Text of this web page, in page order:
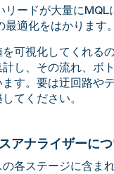
リードが大量に
最適化をはかります。
可視化してくれる
し、その流れ、ボ
す。要は迂回路や
てください。
アナライザーに
各ステージに含ま